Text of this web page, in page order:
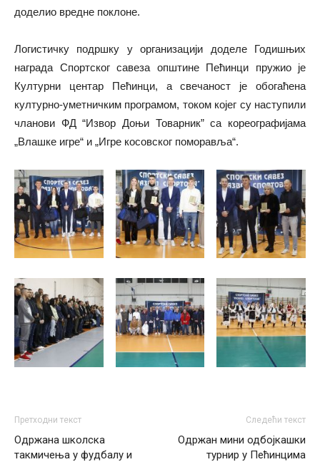
доделио вредне поклоне.
Логистичку подршку у организацији доделе Годишњих
награда Спортског савеза општине Пећинци пружио је
Културни центар Пећинци, а свечаност је обогаћена
културно-уметничким програмом, током којег су наступили
чланови ФД “Извор Доњи Товарник” са кореографијама
„Влашке игре“ и „Игре косовског поморавља“.
Претходни текст
Одржана школска
такмичења у фудбалу и
Следећи текст
Одржан мини одбојкашки
турнир у Пећинцима